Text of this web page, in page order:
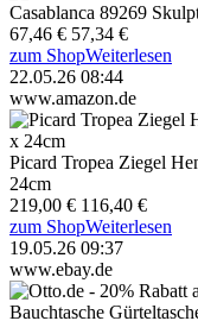
Casablanca 89269
67,46 € 57,34 €
zum ShopWeiterlesen
22.05.26 08:44
www.amazon.de
Picard Tropea Ziegel
24cm
219,00 € 116,40 €
zum ShopWeiterlesen
19.05.26 09:37
www.ebay.de